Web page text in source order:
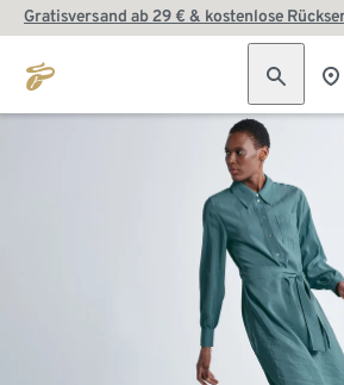
Gratisversand ab 29 € & kostenlose